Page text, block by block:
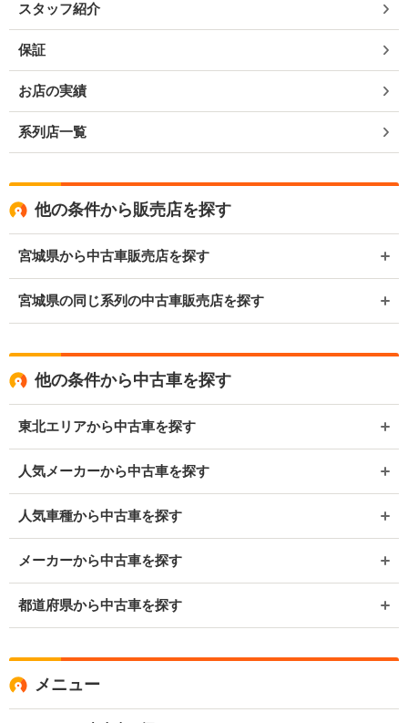
スタッフ紹介
保証
お店の実績
系列店一覧
他の条件から販売店を探す
宮城県から中古車販売店を探す
宮城県の同じ系列の中古車販売店を探す
他の条件から中古車を探す
東北エリアから中古車を探す
人気メーカーから中古車を探す
人気車種から中古車を探す
メーカーから中古車を探す
都道府県から中古車を探す
メニュー